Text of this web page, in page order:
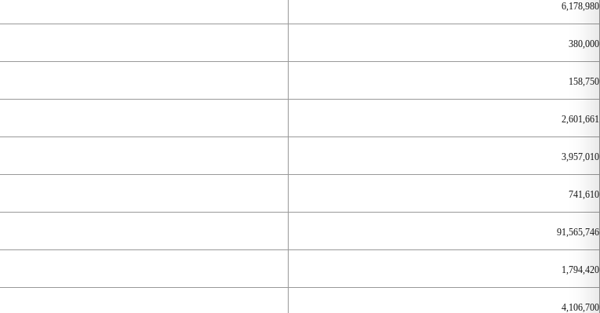
6,178,980
380,000
158,750
2,601,661
3,957,010
741,610
91,565,746
1,794,420
4,106,700